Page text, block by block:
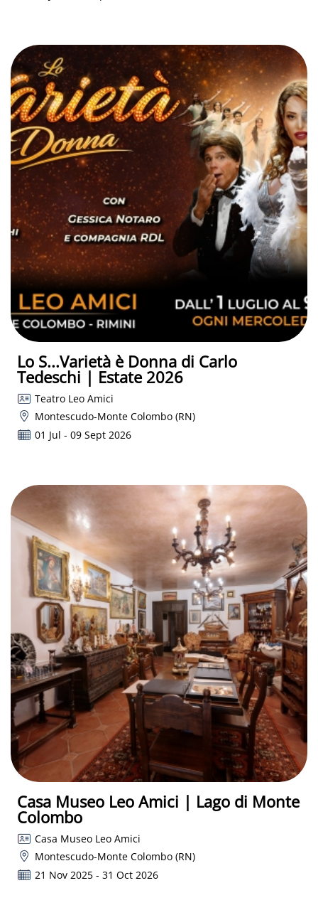
Lo S...Varietà è Donna di Carlo
Tedeschi | Estate 2026
Teatro Leo Amici
Montescudo-Monte Colombo (RN)
01 Jul - 09 Sept 2026
Casa Museo Leo Amici | Lago di Monte
Colombo
Casa Museo Leo Amici
Montescudo-Monte Colombo (RN)
21 Nov 2025 - 31 Oct 2026